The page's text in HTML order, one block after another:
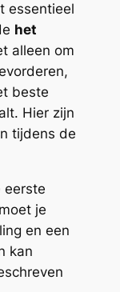
essentieel
het
alleen om
beste
Hier zijn
tijdens de
eerste
je
en een
kan